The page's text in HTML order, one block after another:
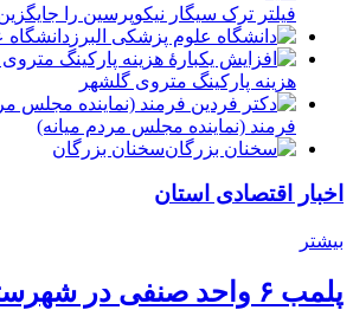
فیلتر ترک سیگار نیکوپرسین را
دانشگاه
هزینه پارکینگ متروی گلشهر
فرمند (نماينده مجلس مردم میانه)
سخنان بزرگان
اخبار اقتصادی استان
بیشتر
پلمب ۶ واحد صنفی در شهرستان البرز